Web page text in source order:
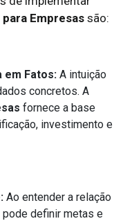
Empresas são:
em Fatos: A intuição
concretos. A
fornece a base
investimento e
Ao entender a relação
definir metas e